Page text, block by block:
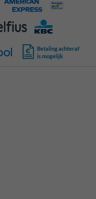
Betaling achteraf
is mogelijk